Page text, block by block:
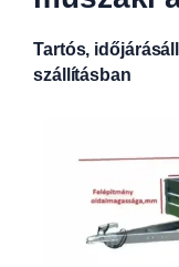
Tartós,
szállításban